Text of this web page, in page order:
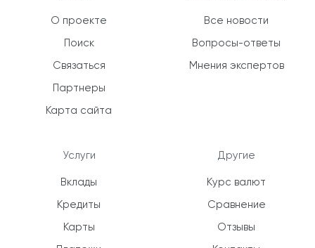
О проекте
Поиск
Связаться
Партнеры
Карта сайта
Услуги
Вклады
Кредиты
Карты
Все новости
Вопросы-ответы
Мнения экспертов
Другие
Курс валют
Сравнение
Отзывы